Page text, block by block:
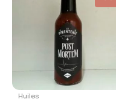
Huiles